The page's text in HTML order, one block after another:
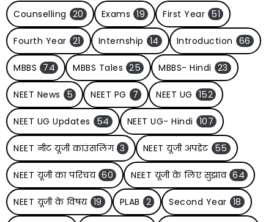
Counselling 20 Exams 19 First Year 51
Fourth Year 21 Internship 14 Introduction 66
MBBS 74 MBBS Tales 25 MBBS- Hindi 23
NEET News 5 NEET PG 7 NEET UG 152
NEET UG Updates 54 NEET UG- Hindi 107
NEET नीट यूजी काउंसलिंग 3 NEET यूजी अपडेट 55
NEET यूजी का परिचय 60 NEET यूजी के लिए सुझाव 64
NEET यूजी के विषय 19 PLAB 2 Second Year 18